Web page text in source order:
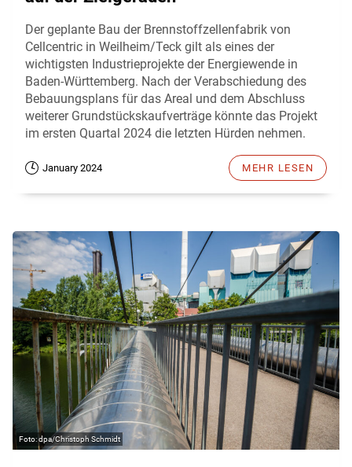
Der geplante Bau der Brennstoffzellenfabrik von
Cellcentric in Weilheim/Teck gilt als eines der
wichtigsten Industrieprojekte der Energiewende in
Baden-Württemberg. Nach der Verabschiedung des
Bebauungsplans für das Areal und dem Abschluss
weiterer Grundstückskaufverträge könnte das Projekt
im ersten Quartal 2024 die letzten Hürden nehmen.
January 2024 MEHR LESEN
dpa/Christoph Schmidt